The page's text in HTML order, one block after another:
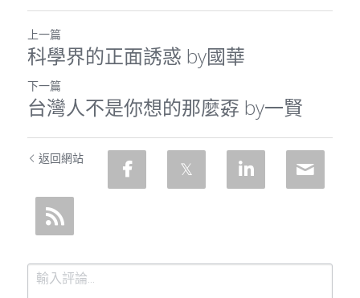
上一篇
科學界的正面誘惑 by國華
下一篇
台灣人不是你想的那麼孬 by一賢
返回網站